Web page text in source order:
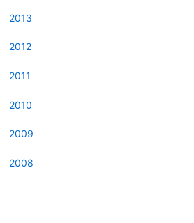
2013
2012
2011
2010
2009
2008